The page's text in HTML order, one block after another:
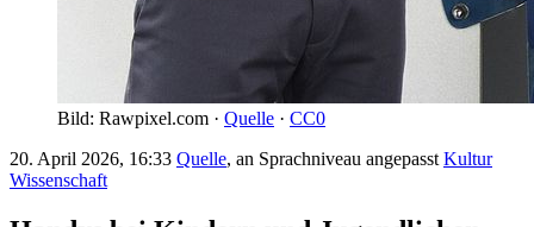
Bild: Rawpixel.com · Quelle · CC0
20. April 2026, 16:33 Quelle, an Sprachniveau angepasst Kultur
Wissenschaft